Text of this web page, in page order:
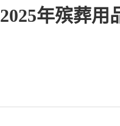
经济发展
2025年殡葬用